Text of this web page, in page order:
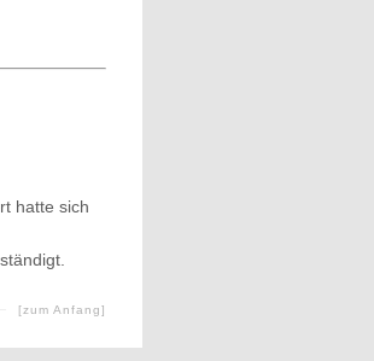
hatte sich
[zum Anfang]